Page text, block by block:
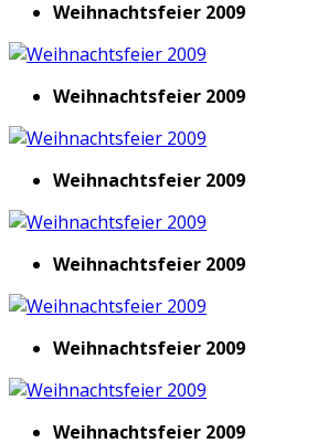
Weihnachtsfeier 2009
Weihnachtsfeier 2009
Weihnachtsfeier 2009
Weihnachtsfeier 2009
Weihnachtsfeier 2009
Weihnachtsfeier 2009